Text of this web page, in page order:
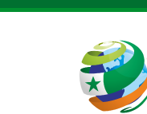
Skip to main content